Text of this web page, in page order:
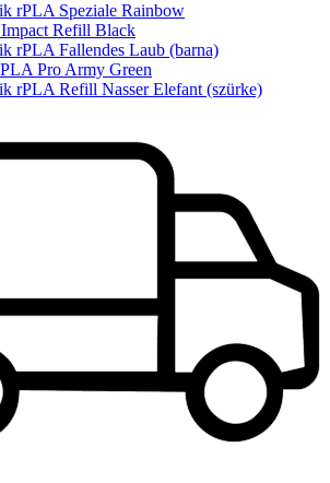
rPLA Speziale Rainbow
Refill Black
rPLA Fallendes Laub (barna)
Pro Army Green
rPLA Refill Nasser Elefant (szürke)